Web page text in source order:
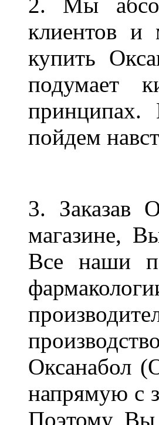
клиентов и
купить
подумает
пойдем
3. Заказав
магазине,
Все наши
Оксанабол
напрямую с
Поэтому Вы